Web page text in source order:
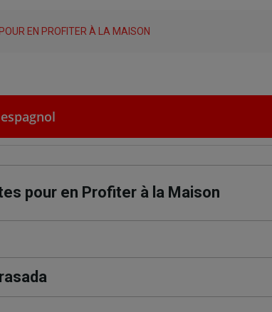
EN PROFITER À LA MAISON
pour en Profiter à la Maison